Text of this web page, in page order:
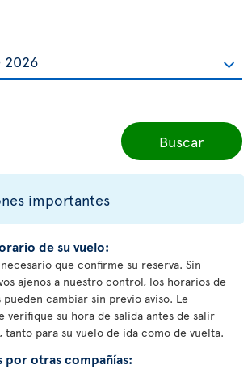
Buscar
importantes
de su vuelo:
que confirme su reserva. Sin
ajenos a nuestro control, los horarios de
pueden cambiar sin previo aviso. Le
verifique su hora de salida antes de salir
para su vuelo de ida como de vuelta.
por otras compañías: